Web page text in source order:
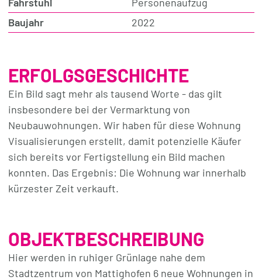
Baujahr
2022
ERFOLGSGESCHICHTE
Ein Bild sagt mehr als tausend Worte - das gilt
insbesondere bei der Vermarktung von
Neubauwohnungen. Wir haben für diese Wohnung
Visualisierungen erstellt, damit potenzielle Käufer
sich bereits vor Fertigstellung ein Bild machen
konnten. Das Ergebnis: Die Wohnung war innerhalb
kürzester Zeit verkauft.
OBJEKTBESCHREIBUNG
Hier werden in ruhiger Grünlage nahe dem
Stadtzentrum von Mattighofen 6 neue Wohnungen in